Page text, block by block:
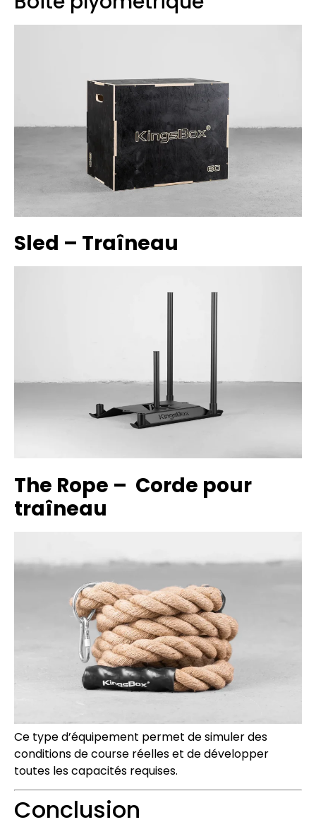
Sled – Traîneau
The Rope – Corde pour
traîneau
Ce type d’équipement permet de simuler des
conditions de course réelles et de développer
toutes les capacités requises.
Conclusion